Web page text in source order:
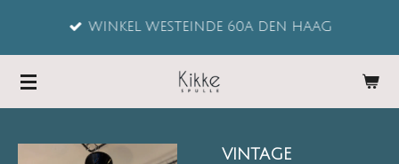
de
WINKEL WESTEINDE 60A DEN HAAG
VINTAGE